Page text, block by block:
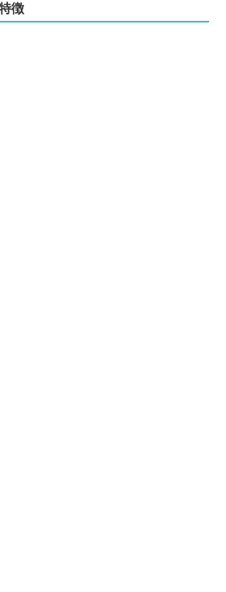
徴